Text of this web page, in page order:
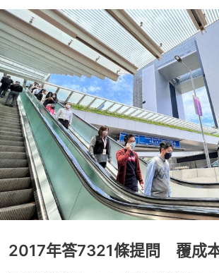
2017年答7321條提問 覆成